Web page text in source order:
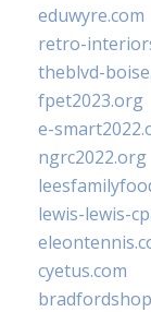
eduwyre.com
retro-
theblvd-
fpet2023.org
e-
ngrc2022.org
lewis-lewis-
cyetus.com